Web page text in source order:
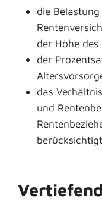
die
der Höhe
der
das
und